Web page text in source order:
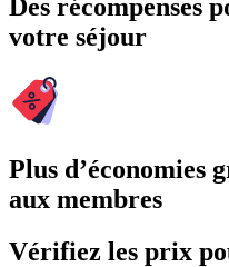
Des récompenses
votre séjour
Plus d’économies
aux membres
Vérifiez les prix